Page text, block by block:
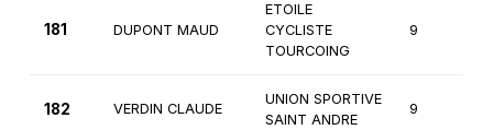
181 DUPONT MAUD
ETOILE
CYCLISTE
TOURCOING
9
182 VERDIN CLAUDE
UNION SPORTIVE
SAINT ANDRE
9